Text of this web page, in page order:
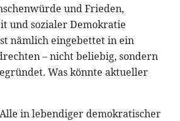
und Frieden,
und sozialer Demokratie
nämlich eingebettet in ein
– nicht beliebig, sondern
Was könnte aktueller
in lebendiger demokratischer